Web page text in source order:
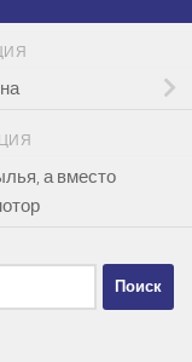
а вместо